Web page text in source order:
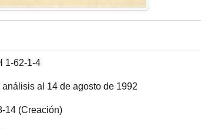
1-62-1-4
análisis al 14 de agosto de 1992
14 (Creación)